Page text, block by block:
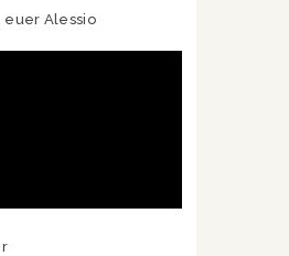
euer Alessio